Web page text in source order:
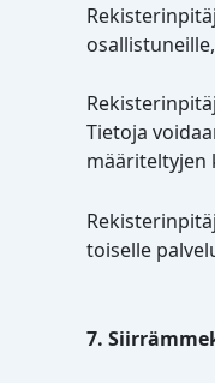
Tietoja
määriteltyjen
toiselle
7.